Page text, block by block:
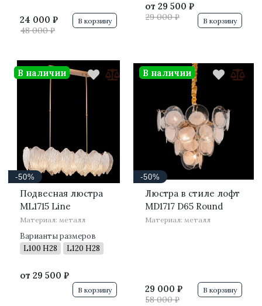
24 000 ₽
48 000 ₽
В корзину
от 29 500 ₽
29 000 ₽ В корзину
-50%
Подвесная люстра
ML1715 Line
Материал: металл
Варианты размеров
L100 H28
L120 H28
от 29 500 ₽
В наличии
В корзину
-50%
Люстра в стиле лофт
MD1717 D65 Round
Материал: металл
29 000 ₽
58 000 ₽
В наличии
В корзину